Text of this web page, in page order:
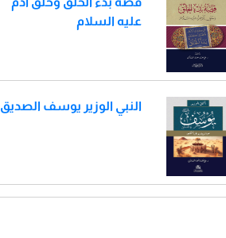
عليه السلام
النبي الوزير يوسف الصديق